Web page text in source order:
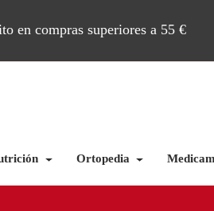
en compras superiores a 55 €
Ortopedia